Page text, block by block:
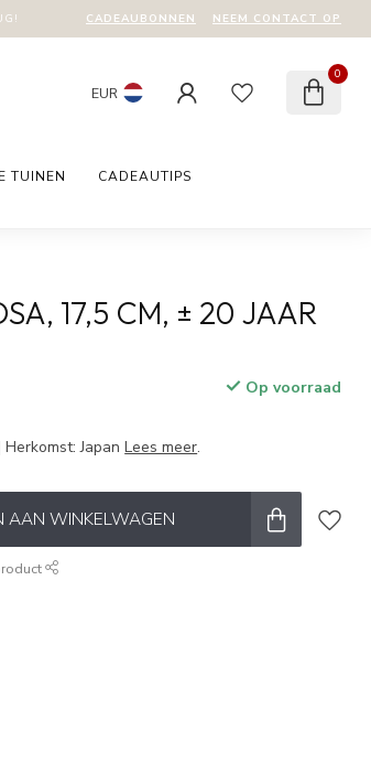
CADEAUBONNEN NEEM CONTACT OP
EUR
0
TUINEN CADEAUTIPS
17,5 CM, ± 20 JAAR
Op voorraad
Herkomst: JapanLees meer.
AAN WINKELWAGEN